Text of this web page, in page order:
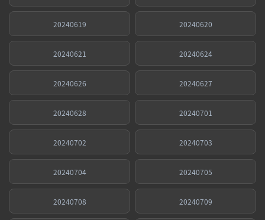
20240619 20240620
20240621 20240624
20240626 20240627
20240628 20240701
20240702 20240703
20240704 20240705
20240708 20240709